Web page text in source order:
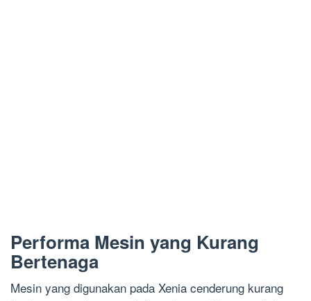
Performa Mesin yang Kurang
Bertenaga
Mesin yang digunakan pada Xenia cenderung kurang